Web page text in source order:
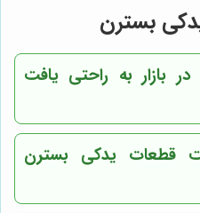
بسترن
بازار به راحتی یافت
قطعات یدکی بسترن